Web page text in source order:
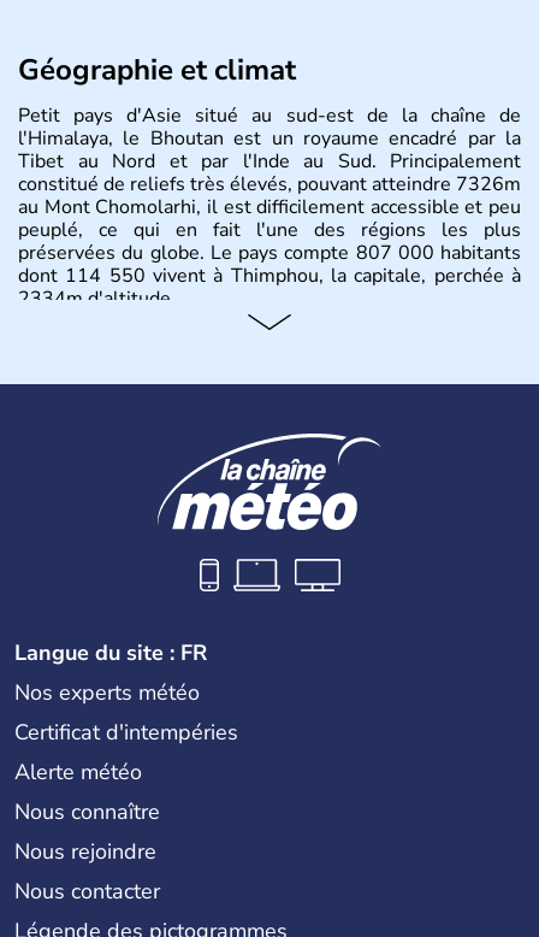
Géographie et climat
Petit pays d'Asie situé au sud-est de la chaîne de
l'Himalaya, le Bhoutan est un royaume encadré par la
Tibet au Nord et par l'Inde au Sud. Principalement
constitué de reliefs très élevés, pouvant atteindre 7326m
au Mont Chomolarhi, il est difficilement accessible et peu
peuplé, ce qui en fait l'une des régions les plus
préservées du globe. Le pays compte 807 000 habitants
dont 114 550 vivent à Thimphou, la capitale, perchée à
2334m d'altitude.
Langue du site : FR
Nos experts météo
Certificat d'intempéries
Alerte météo
Nous connaître
Nous rejoindre
Nous contacter